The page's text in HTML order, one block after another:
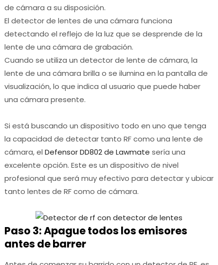
de cámara a su disposición.
El detector de lentes de una cámara funciona
detectando el reflejo de la luz que se desprende de la
lente de una cámara de grabación.
Cuando se utiliza un detector de lente de cámara, la
lente de una cámara brilla o se ilumina en la pantalla de
visualización, lo que indica al usuario que puede haber
una cámara presente.
Si está buscando un dispositivo todo en uno que tenga
la capacidad de detectar tanto RF como una lente de
cámara, el Defensor DD802 de Lawmate sería una
excelente opción. Este es un dispositivo de nivel
profesional que será muy efectivo para detectar y ubicar
tanto lentes de RF como de cámara.
Paso 3: Apague todos los emisores
antes de barrer